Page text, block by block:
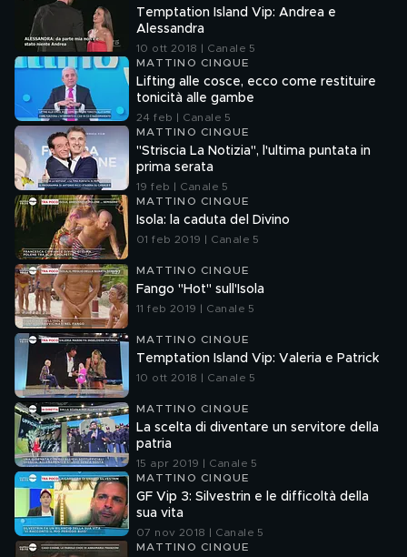
Temptation Island Vip: Andrea e
Alessandra
10 ott 2018 | Canale 5
MATTINO CINQUE
Lifting alle cosce, ecco come restituire
tonicità alle gambe
24 feb | Canale 5
MATTINO CINQUE
"Striscia La Notizia", l'ultima puntata in
prima serata
19 feb | Canale 5
MATTINO CINQUE
Isola: la caduta del Divino
01 feb 2019 | Canale 5
MATTINO CINQUE
Fango "Hot" sull'Isola
11 feb 2019 | Canale 5
MATTINO CINQUE
Temptation Island Vip: Valeria e Patrick
10 ott 2018 | Canale 5
MATTINO CINQUE
La scelta di diventare un servitore della
patria
15 apr 2019 | Canale 5
MATTINO CINQUE
GF Vip 3: Silvestrin e le difficoltà della
sua vita
07 nov 2018 | Canale 5
MATTINO CINQUE